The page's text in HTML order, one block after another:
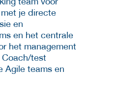
je directe
en
en het centrale
het management
Coach/test
Agile teams en